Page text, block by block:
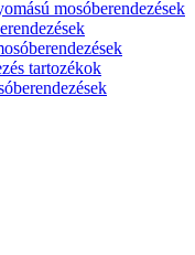
mosóberendezések
tartozékok